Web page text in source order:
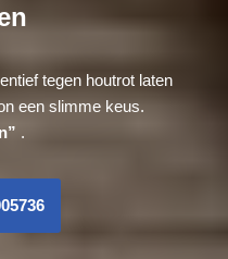
tegen houtrot laten
een slimme keus.
.